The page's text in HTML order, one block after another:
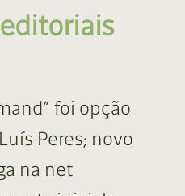
foi opção
Peres; novo
na net